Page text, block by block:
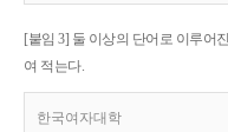
[붙임 3] 둘 이상의 단어로 이루어
여 적는다.
한국여자대학